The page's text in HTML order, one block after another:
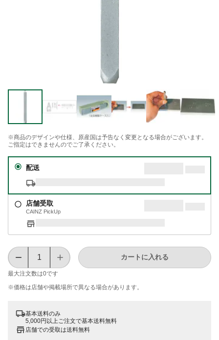
※商品のデザインや仕様、原産国は予告なく変更となる場合がございます。
ご指定はできませんのでご了承ください。
配送
店舗受取
CAINZ PickUp
最大注文数は0です
カートに入れる
※価格は​店舗や​掲載場所で​異なる​場合が​あります。
基本送料のみ
5,000円以上ご注文で基本送料無料
店舗での受取は送料無料